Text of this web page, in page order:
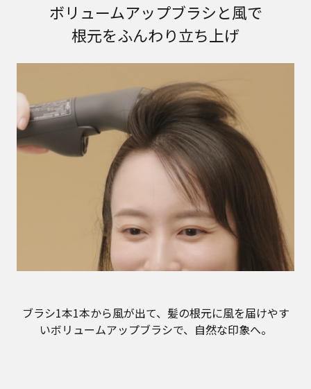
ボリュームアップブラシと風で
根元をふんわり立ち上げ
ブラシ1本1本から風が出て、髪の根元に風を届けやす
いボリュームアップブラシで、自然な印象へ。